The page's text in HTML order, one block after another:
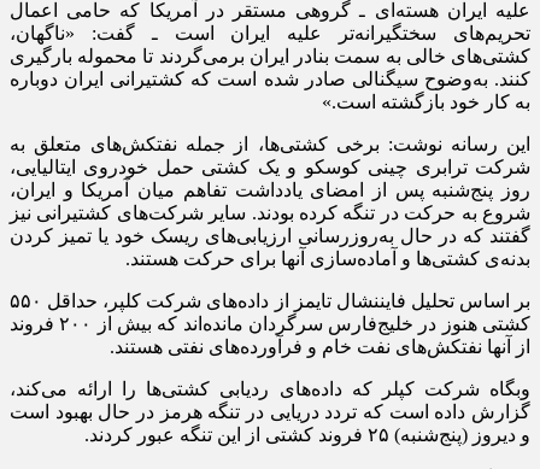
علیه ایران هسته‌ای ـ گروهی مستقر در آمریکا که حامی اعمال
تحریم‌های سختگیرانه‌تر علیه ایران است ـ گفت: «ناگهان،
کشتی‌های خالی به سمت بنادر ایران برمی‌گردند تا محموله بارگیری
کنند. به‌وضوح سیگنالی صادر شده است که کشتیرانی ایران دوباره
به کار خود بازگشته است.»
این رسانه نوشت: برخی کشتی‌ها، از جمله نفتکش‌های متعلق به
شرکت ترابری چینی کوسکو و یک کشتی حمل خودروی ایتالیایی،
روز پنج‌شنبه پس از امضای یادداشت تفاهم میان آمریکا و ایران،
شروع به حرکت در تنگه کرده بودند. سایر شرکت‌های کشتیرانی نیز
گفتند که در حال به‌روزرسانی ارزیابی‌های ریسک خود یا تمیز کردن
بدنه‌ی کشتی‌ها و آماده‌سازی آنها برای حرکت هستند.
بر اساس تحلیل فایننشال تایمز از داده‌های شرکت کلپر، حداقل ۵۵۰
کشتی هنوز در خلیج‌فارس سرگردان مانده‌اند که بیش از ۲۰۰ فروند
از آنها نفتکش‌های نفت خام و فرآورده‌های نفتی هستند.
وبگاه شرکت کپلر که داده‌های ردیابی کشتی‌ها را ارائه می‌کند،
گزارش داده است که تردد دریایی در تنگه هرمز در حال بهبود است
و دیروز (پنج‌شنبه) ۲۵ فروند کشتی از این تنگه عبور کردند.